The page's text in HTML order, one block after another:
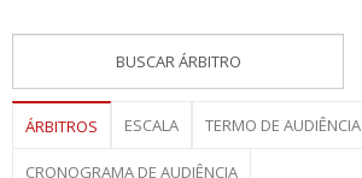
ÁRBITROS ESCALA TERMO DE AUDIÊNCIA
CRONOGRAMA DE AUDIÊNCIA